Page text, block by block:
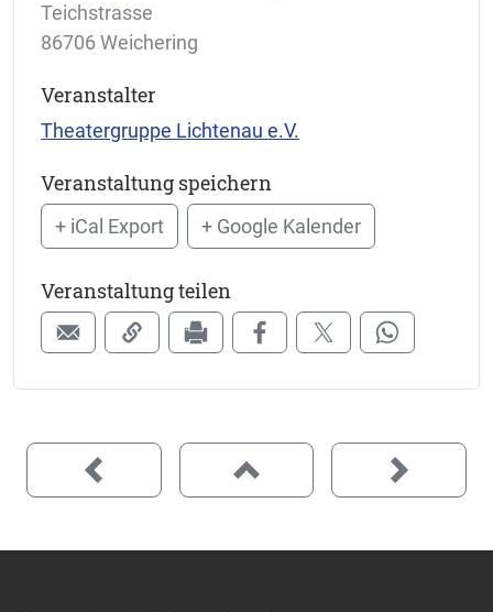
Teichstrasse
86706 Weichering
Veranstalter
Theatergruppe Lichtenau e.V.
Veranstaltung speichern
+ iCal Export + Google Kalender
Veranstaltung teilen